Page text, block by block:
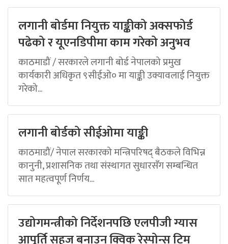
लगानी बोर्डमा नियुक्त याङ्कीको अक्सफोर्ड
पढेको र यूएनडिपीमा काम गरेको अनुभव
काठमाडौं / सरकारले लगानी बोर्ड नेपालको प्रमुख
कार्यकारी अधिकृत ९सीईओ० मा याङ्की उक्यावलाई नियुक्त
गरेको...
लगानी बोर्डको सीईओमा याङ्की
काठमाडौं/ नेपाल सरकारको मन्त्रिपरिषद् बैठकले विभिन्न
कानुनी, प्रशासनिक तथा संस्थागत सुधारसँग सम्बन्धित
सात महत्वपूर्ण निर्णय...
उद्योगमन्त्रीको निर्देशनपछि एलपीजी ग्यास
आपूर्ति सहज बनाउन क्विक रेस्पोन्स टिम